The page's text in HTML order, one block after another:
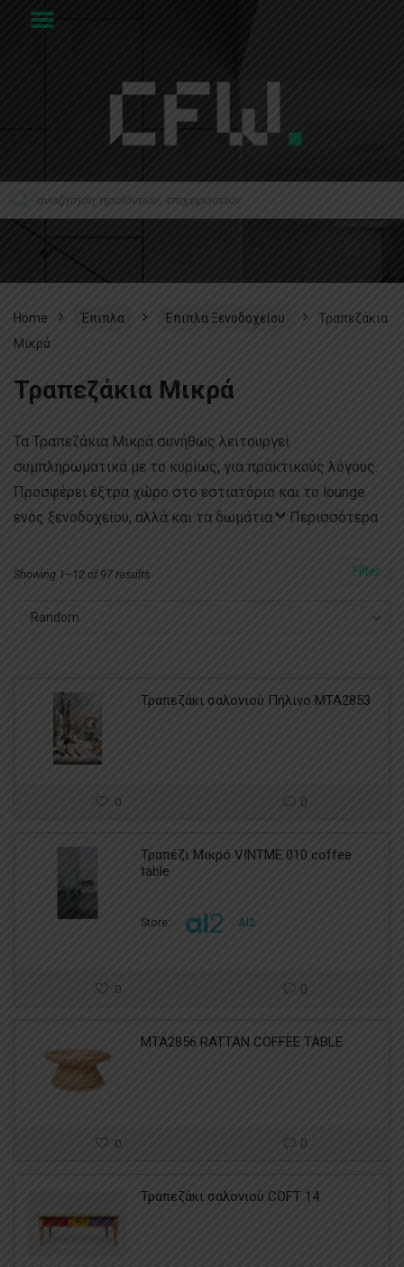
Home Έπιπλα Έπιπλα Ξενοδοχείου
Τραπεζάκια
Μικρά
Τραπεζάκια Μικρά
Τα Τραπεζάκια Μικρά συνήθως λειτουργεί
συμπληρωματικά με το κυρίως, για πρακτικούς λόγους.
Προσφέρει έξτρα χώρο στο εστιατόριο και το lounge
ενός ξενοδοχείου, αλλά και τα δωμάτια.
Περισσότερα
Filter
Showing 1–12 of 97 results
Random
Τραπεζάκι σαλονιού Πήλινο MTA2853
0 0
Τραπέζι Μικρό VINTME 010 coffee
table
Store: Al2
0 0
MTA2856 RATTAN COFFEE TABLE
0 0
Τραπεζάκι σαλονιού COFT 14